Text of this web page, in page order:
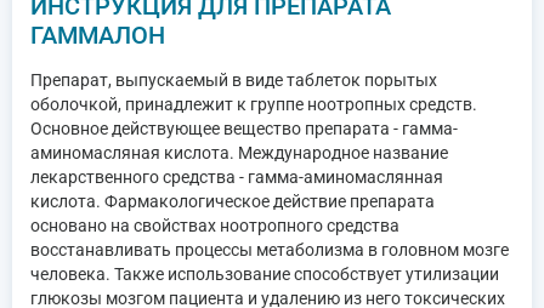
ИНСТРУКЦИЯ ДЛЯ ПРЕПАРАТА
ГАММАЛОН
Препарат, выпускаемый в виде таблеток порытых
оболочкой, принадлежит к группе ноотропных средств.
Основное действующее вещество препарата - гамма-
аминомасляная кислота. Международное название
лекарственного средства - гамма-аминомаслянная
кислота. Фармакологическое действие препарата
основано на свойствах ноотропного средства
восстанавливать процессы метаболизма в головном мозге
человека. Также использование способствует утилизации
глюкозы мозгом пациента и удалению из него токсических